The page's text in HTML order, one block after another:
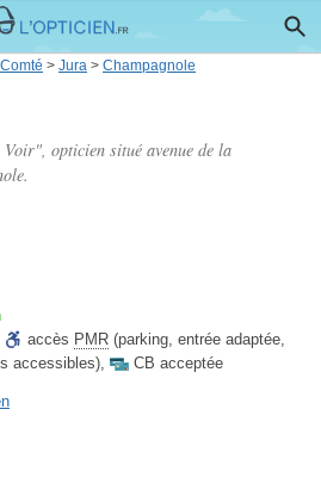
> Jura > Champagnole
Voir", opticien situé avenue de la
accès PMR (parking, entrée adaptée,
accessibles), CB acceptée